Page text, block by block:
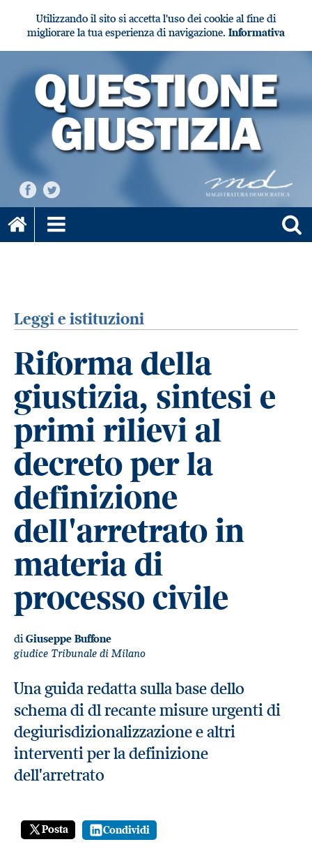
Utilizzando il sito si accetta l'uso dei cookie al fine di
migliorare la tua esperienza di navigazione. Informativa
Leggi e istituzioni
Riforma della
giustizia, sintesi e
primi rilievi al
decreto per la
definizione
dell'arretrato in
materia di
processo civile
di Giuseppe Buffone
giudice Tribunale di Milano
Una guida redatta sulla base dello
schema di dl recante misure urgenti di
degiurisdizionalizzazione e altri
interventi per la definizione
dell'arretrato
Posta Condividi